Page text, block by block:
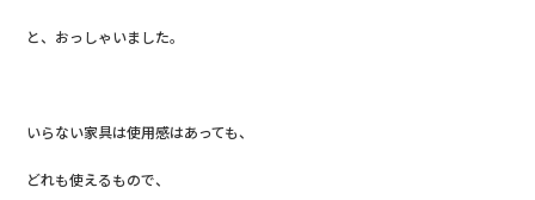
と、おっしゃいました。
いらない家具は使用感はあっても、
どれも使えるもので、